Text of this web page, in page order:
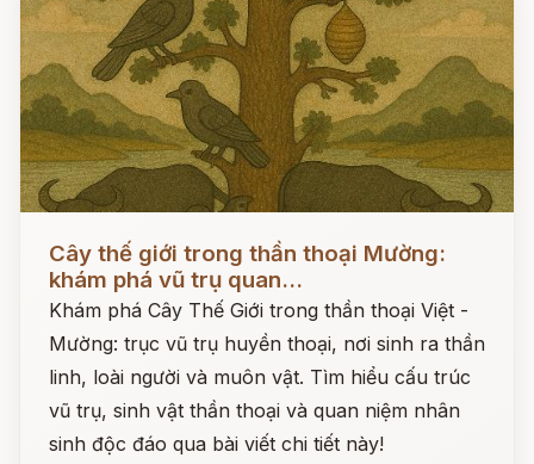
Cây thế giới trong thần thoại Mường:
khám phá vũ trụ quan...
Khám phá Cây Thế Giới trong thần thoại Việt -
Mường: trục vũ trụ huyền thoại, nơi sinh ra thần
linh, loài người và muôn vật. Tìm hiểu cấu trúc
vũ trụ, sinh vật thần thoại và quan niệm nhân
sinh độc đáo qua bài viết chi tiết này!